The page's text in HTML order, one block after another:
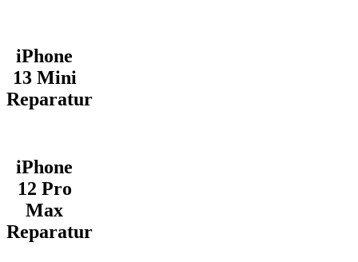
iPhone
13 Mini
Reparatur
iPhone
12 Pro
Max
Reparatur